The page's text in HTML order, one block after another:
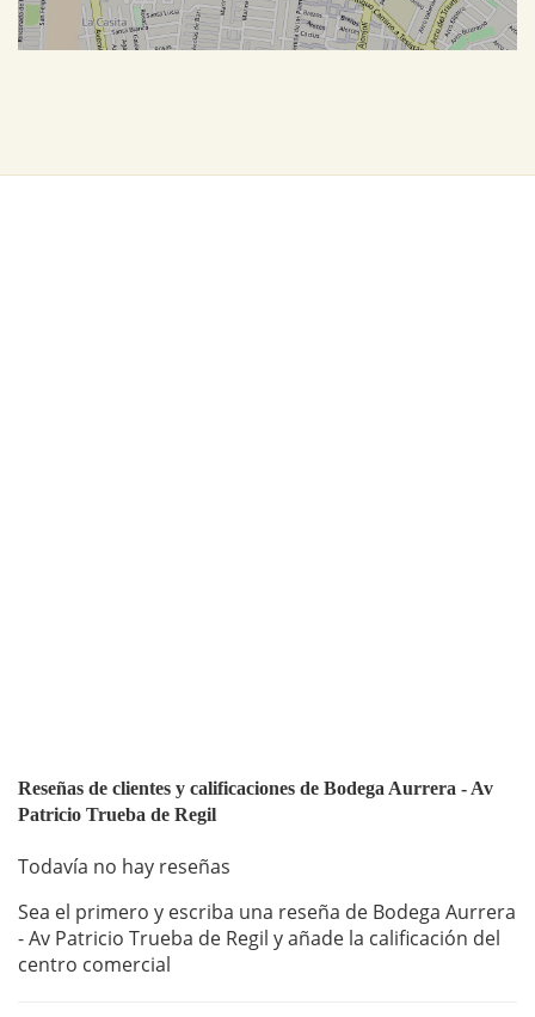
Reseñas de clientes y calificaciones de Bodega Aurrera - Av
Patricio Trueba de Regil
Todavía no hay reseñas
Sea el primero y escriba una reseña de Bodega Aurrera
- Av Patricio Trueba de Regil y añade la calificación del
centro comercial